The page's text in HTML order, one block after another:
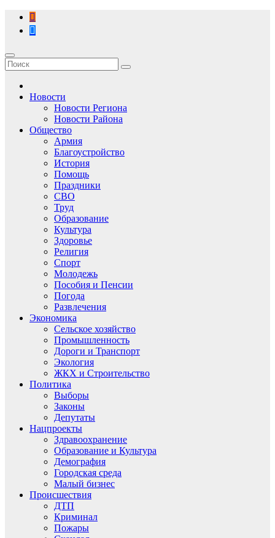
Перейти
содержимому
Новости
Новости Региона
Новости Района
Общество
Армия
Благоустройство
История
Помощь
Праздники
СВО
Труд
Образование
Культура
Здоровье
Религия
Спорт
Молодежь
Пособия и Пенсии
Погода
Развлечения
Экономика
Сельское хозяйство
Промышленность
Дороги и Транспорт
Экология
ЖКХ и Строительство
Политика
Выборы
Законы
Депутаты
Нацпроекты
Здравоохранение
Образование и Культура
Демография
Городская среда
Малый бизнес
Происшествия
ДТП
Криминал
Пожары